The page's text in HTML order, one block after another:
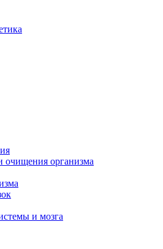
очищения организма
и мозга